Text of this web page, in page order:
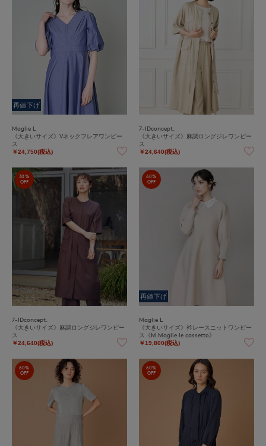
再値下げ
Maglie L
《大きいサイズ》Vネックフレアワンピー
ス
￥24,750(税込)
7-IDconcept.
《大きいサイズ》麻調ロングジレワンピー
ス
￥24,640(税込)
30%
OFF
7-IDconcept.
《大きいサイズ》麻調ロングジレワンピー
ス
￥24,640(税込)
60%
OFF
再値下げ
Maglie L
《大きいサイズ》衿レースニットワンピー
ス《M Maglie le cassetto》
￥19,800(税込)
60%
OFF
60%
OFF